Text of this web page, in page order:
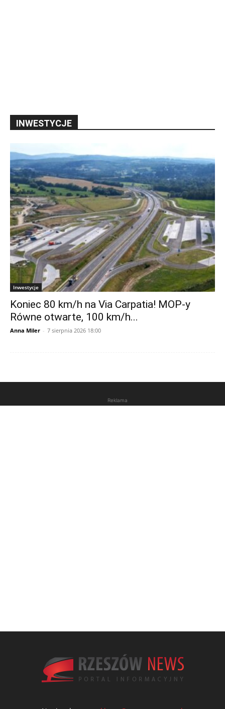
INWESTYCJE
Inwestycje
Koniec 80 km/h na Via Carpatia! MOP-y
Równe otwarte, 100 km/h...
Anna Miler - 7 sierpnia 2026 18:00
Reklama